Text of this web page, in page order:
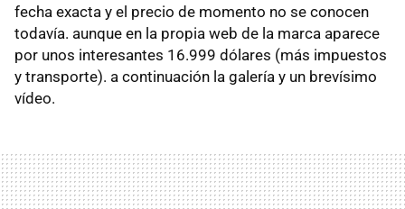
fecha exacta y el precio de momento no se conocen
todavía. aunque en la propia web de la marca aparece
por unos interesantes 16.999 dólares (más impuestos
y transporte). a continuación la galería y un brevísimo
vídeo.